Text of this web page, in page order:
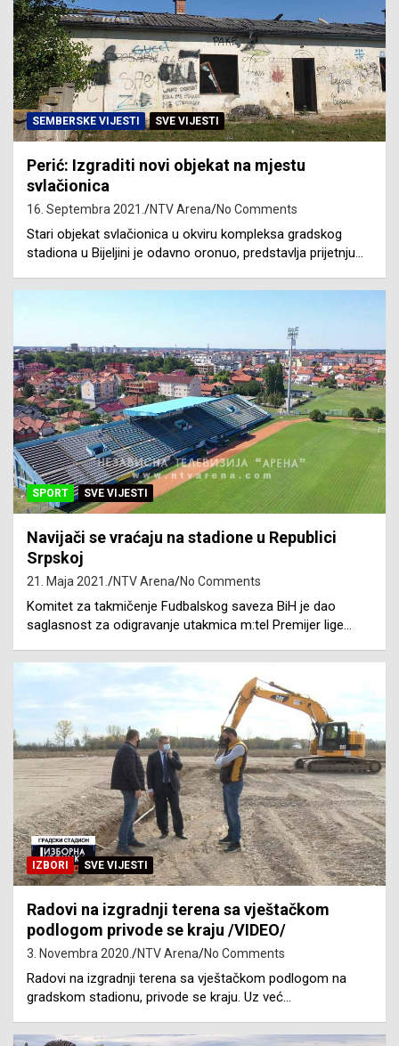
SEMBERSKE VIJESTI SVE VIJESTI
Perić: Izgraditi novi objekat na mjestu
svlačionica
16. Septembra 2021. NTV Arena No Comments
Stari objekat svlačionica u okviru kompleksa gradskog
stadiona u Bijeljini je odavno oronuo, predstavlja prijetnju…
SPORT SVE VIJESTI
Navijači se vraćaju na stadione u Republici
Srpskoj
21. Maja 2021. NTV Arena No Comments
Komitet za takmičenje Fudbalskog saveza BiH je dao
saglasnost za odigravanje utakmica m:tel Premijer lige…
IZBORI SVE VIJESTI
Radovi na izgradnji terena sa vještačkom
podlogom privode se kraju /VIDEO/
3. Novembra 2020. NTV Arena No Comments
Radovi na izgradnji terena sa vještačkom podlogom na
gradskom stadionu, privode se kraju. Uz već…